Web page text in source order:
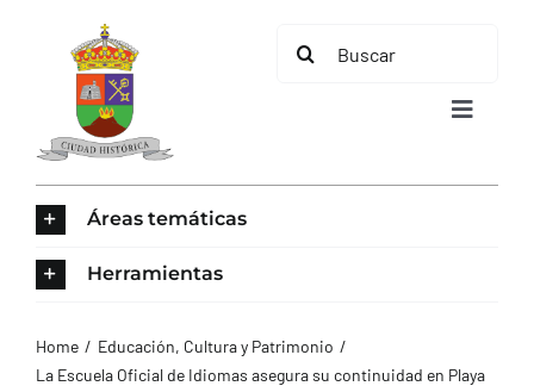
contenido
Buscar:
Toggle
Áreas temáticas
Herramientas
Home
Educación, Cultura y Patrimonio
La Escuela Oficial de Idiomas asegura su continuidad en Playa